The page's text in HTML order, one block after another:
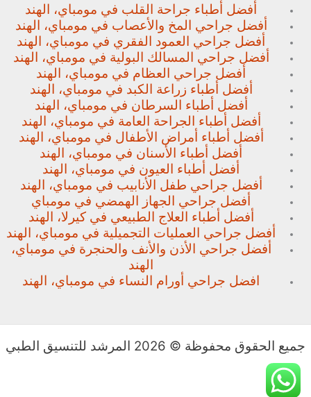
أفضل أطباء جراحة القلب في مومباي، الهند
أفضل جراحي المخ والأعصاب في مومباي، الهند
أفضل جراحي العمود الفقري في مومباي، الهند
أفضل جراحي المسالك البولية في مومباي، الهند
أفضل جراحي العظام في مومباي، الهند
أفضل أطباء زراعة الكبد في مومباي، الهند
أفضل أطباء السرطان في مومباي، الهند
أفضل أطباء الجراحة العامة في مومباي، الهند
أفضل أطباء أمراض الأطفال في مومباي، الهند
أفضل أطباء الأسنان في مومباي، الهند
أفضل أطباء العيون في مومباي، الهند
أفضل جراحي طفل الأنابيب في مومباي، الهند
أفضل جراحي الجهاز الهمضي في مومباي
أفضل أطباء العلاج الطبيعي في كيرلا، الهند
أفضل جراحي العمليات التجميلية في مومباي، الهند
أفضل جراحي الأذن والأنف والحنجرة في مومباي،
الهند
افضل جراحي أورام النساء في مومباي، الهند
جميع الحقوق محفوظة © 2026 المرشد للتنسيق الطبي